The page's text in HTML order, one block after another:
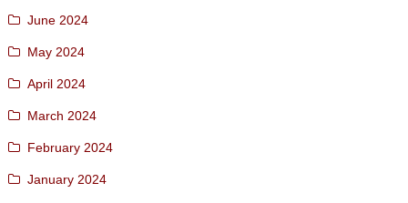
June 2024
May 2024
April 2024
March 2024
February 2024
January 2024